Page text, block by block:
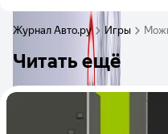
Журнал Авто.ру Игры
Читать ещё